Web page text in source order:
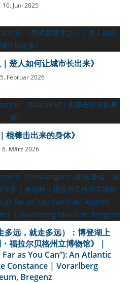
10. Juni 2025
楚人如何让城市长出来》
Februar 2026
棍棒击出来的身体》
6. März 2026
多远，就走多远）：博登湖上
福拉尔贝格州立博物馆》｜
as You Can”): An Atlantic
Constance | Vorarlberg
Bregenz